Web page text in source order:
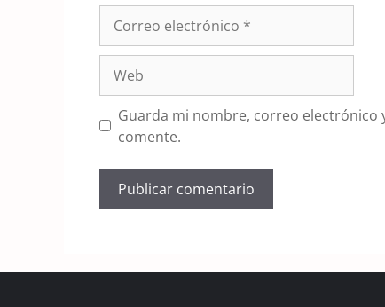
electrónico
Guarda mi nombre, correo electrónico
comente.